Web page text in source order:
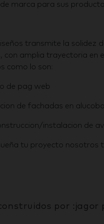
marca para sus
transmite la solidez
con amplia trayectoria en
como lo son:
de pag web
de fachadas en
instalacion de
tu proyecto nosotros
por :jagor